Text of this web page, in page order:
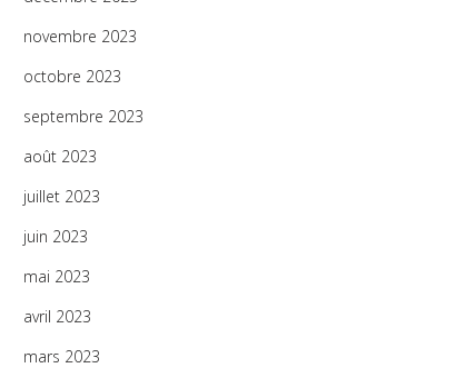
novembre 2023
octobre 2023
septembre 2023
août 2023
juillet 2023
juin 2023
mai 2023
avril 2023
mars 2023